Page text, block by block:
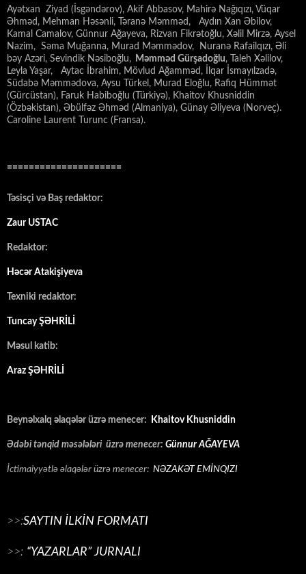
Ayətxan Ziyad (İsgəndərov), Akif Abbasov, Mahirə Nağıqızı, Vüqar
Əhməd, Mehman Həsənli, Təranə Məmməd, Aydın Xan Əbilov,
Kamal Camalov, Günnur Ağayeva, Rizvan Fikrətoğlu, Xəlil Mirzə, Aysel
Nazim, Səma Muğanna, Murad Məmmədov, Nuranə Rafailqızı, Əli
bəy Azəri, Sevindik Nəsiboğlu, Məmməd Gürşadoğlu, Taleh Xəlilov,
Leyla Yaşar, Aytac İbrahim, Mövlud Ağamməd, İlqar İsmayılzadə,
Südabə Məmmədova, Aysu Türkel, Murad Eloğlu, Rafiq Hümmət
(Gürcüstan), Faruk Habiboğlu (Türkiyə), Khaitov Khusniddin
(Özbəkistan), Əbülfəz Əhməd (Almaniya), Günay Əliyeva (Norveç).
Caroline Laurent Turunc (Fransa).
=====================
Təsisçi və Baş redaktor:
Zaur USTAC
Redaktor:
Həcər Atakişiyeva
Texniki redaktor:
Tuncay ŞƏHRİLİ
Məsul katib:
Araz ŞƏHRİLİ
Beynəlxalq əlaqələr üzrə menecer: Khaitov Khusniddin
Ədəbi tənqid məsələləri üzrə menecer: Günnur AĞAYEVA
İctimaiyyətlə əlaqələr üzrə menecer: NƏZAKƏT EMİNQIZI
>>:SAYTIN İLKİN FORMATI
>>: “YAZARLAR” JURNALI